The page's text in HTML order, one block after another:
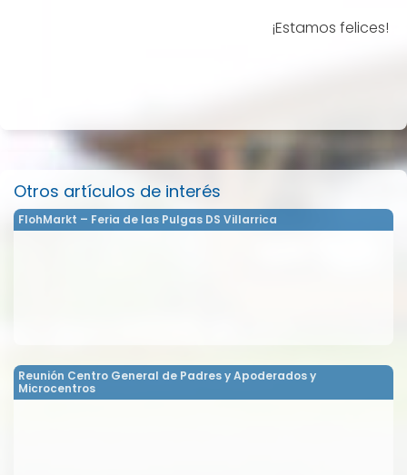
¡Estamos felices!
Otros artículos de interés
FlohMarkt – Feria de las Pulgas DS Villarrica
Reunión Centro General de Padres y Apoderados y
Microcentros